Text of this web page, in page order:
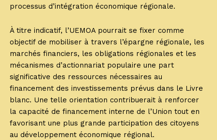
processus d’intégration économique régionale.
À titre indicatif, l’UEMOA pourrait se fixer comme
objectif de mobiliser à travers l’épargne régionale, les
marchés financiers, les obligations régionales et les
mécanismes d’actionnariat populaire une part
significative des ressources nécessaires au
financement des investissements prévus dans le Livre
blanc. Une telle orientation contribuerait à renforcer
la capacité de financement interne de l’Union tout en
favorisant une plus grande participation des citoyens
au développement économique régional.